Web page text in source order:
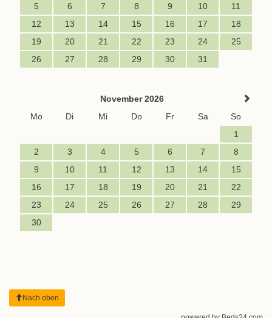
5
6 7 8 9 10
11
12
13 14 15 16 17
18
19
20 21 22 23 24
25
26
27 28 29 30 31
November 2026
Mo
Di Mi Do Fr Sa
So
1
2
3 4 5 6 7
8
9
10 11 12 13 14
15
16
17 18 19 20 21
22
23
24 25 26 27 28
29
30
Nach oben